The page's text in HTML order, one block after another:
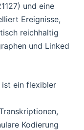
und eine
Ereignisse,
reichhaltig
und Linked
ist ein flexibler
Kodierung